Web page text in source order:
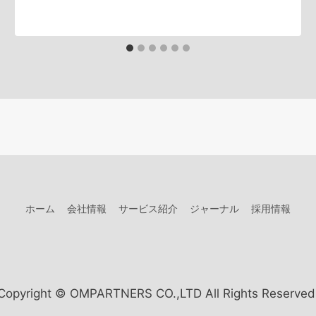
ホーム 会社情報 サービス紹介 ジャーナル 採用情報
© OMPARTNERS CO.,LTD All Rights